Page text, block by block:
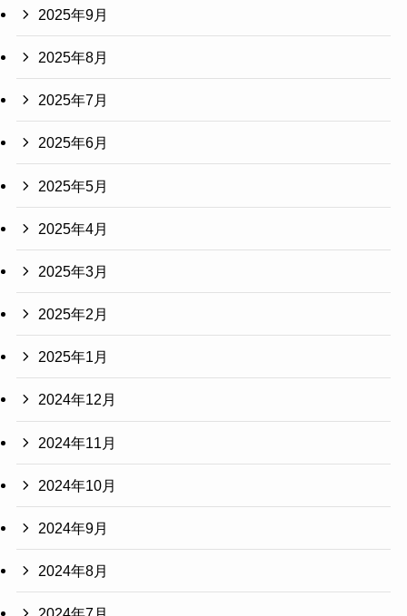
2025年9月
2025年8月
2025年7月
2025年6月
2025年5月
2025年4月
2025年3月
2025年2月
2025年1月
2024年12月
2024年11月
2024年10月
2024年9月
2024年8月